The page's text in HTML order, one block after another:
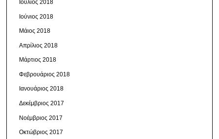
Ιούλιος 2018
Ιούνιος 2018
Μάιος 2018
Απρίλιος 2018
Μάρτιος 2018
Φεβρουάριος 2018
Ιανουάριος 2018
Δεκέμβριος 2017
Νοέμβριος 2017
Οκτώβριος 2017